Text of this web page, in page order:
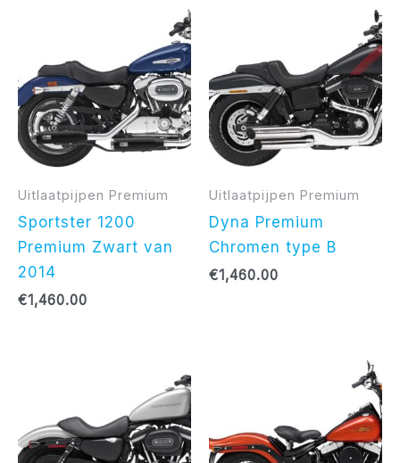
Uitlaatpijpen Premium
Sportster 1200
Premium Zwart van
2014
€1,460.00
Uitlaatpijpen Premium
Dyna Premium
Chromen type B
€1,460.00